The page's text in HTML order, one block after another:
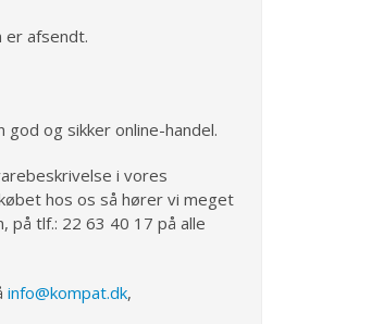
er afsendt.
og sikker online-handel.
i vores
hos os så hører vi meget
på tlf.: 22 63 40 17 på alle
info@kompat.dk,